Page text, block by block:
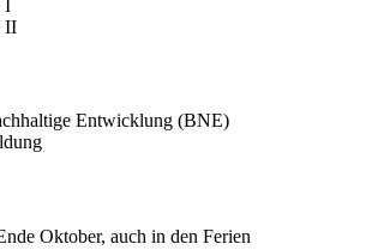
II
Entwicklung (BNE)
Oktober, auch in den Ferien